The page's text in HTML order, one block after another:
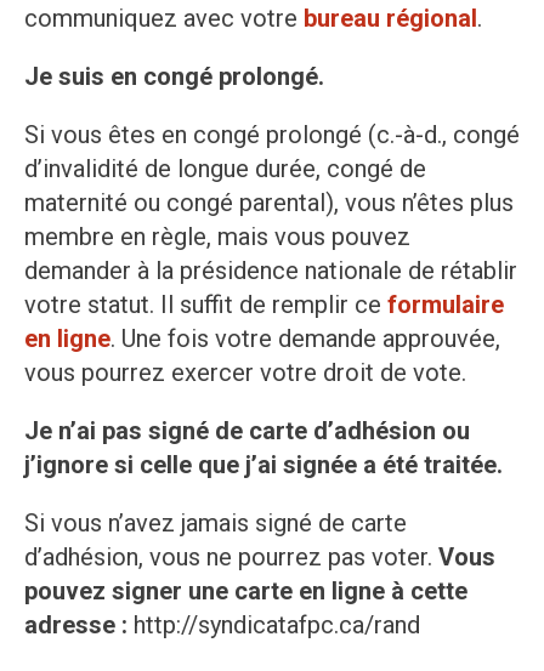
communiquez avec votre bureau régional.
Je suis en congé prolongé.
Si vous êtes en congé prolongé (c.-à-d., congé
d’invalidité de longue durée, congé de
maternité ou congé parental), vous n’êtes plus
membre en règle, mais vous pouvez
demander à la présidence nationale de rétablir
votre statut. Il suffit de remplir ce formulaire
en ligne. Une fois votre demande approuvée,
vous pourrez exercer votre droit de vote.
Je n’ai pas signé de carte d’adhésion ou
j’ignore si celle que j’ai signée a été traitée.
Si vous n’avez jamais signé de carte
d’adhésion, vous ne pourrez pas voter. Vous
pouvez signer une carte en ligne à cette
adresse : http://syndicatafpc.ca/rand